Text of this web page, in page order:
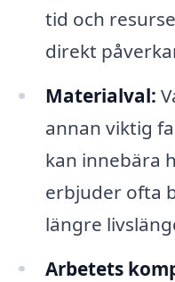
tid och
direkt
Materialval:
annan viktig
kan innebära
erbjuder ofta
längre
Arbetets